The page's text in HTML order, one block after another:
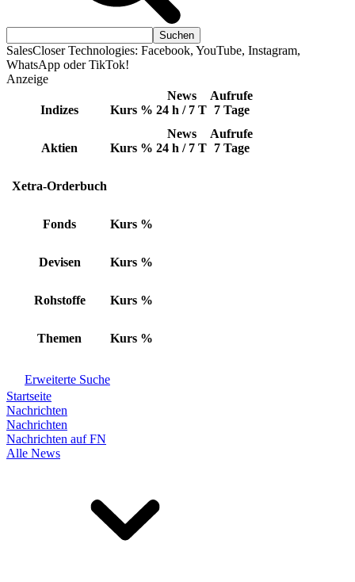
SalesCloser Technologies: Facebook, YouTube, Instagram,
WhatsApp oder TikTok!
Anzeige
Indizes Kurs %
News
24 h / 7 T
Aufrufe
7 Tage
Aktien Kurs %
News
24 h / 7 T
Aufrufe
7 Tage
Xetra-Orderbuch
Fonds Kurs %
Devisen Kurs %
Rohstoffe Kurs %
Themen Kurs %
Erweiterte Suche
Startseite
Nachrichten
Nachrichten
Nachrichten auf FN
Alle News